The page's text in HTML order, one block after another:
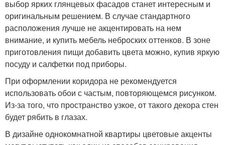
выбор ярких глянцевых фасадов станет интересным и
оригинальным решением. В случае стандартного
расположения лучше не акцентировать на нем
внимание, и купить мебель неброских оттенков. В зоне
приготовления пищи добавить цвета можно, купив яркую
посуду и салфетки под приборы.
При оформлении коридора не рекомендуется
использовать обои с частым, повторяющемся рисунком.
Из-за того, что пространство узкое, от такого декора стен
будет рябить в глазах.
В дизайне однокомнатной квартиры цветовые акценты